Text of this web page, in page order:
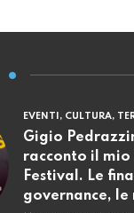
EVENTI, CULTURA,
Gigio
racconto il mio
Festival. Le
governance, le